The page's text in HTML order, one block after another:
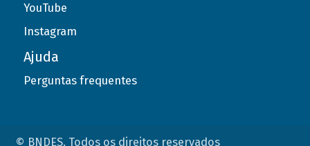
YouTube
Instagram
Ajuda
Perguntas frequentes
© BNDES. Todos os direitos reservados